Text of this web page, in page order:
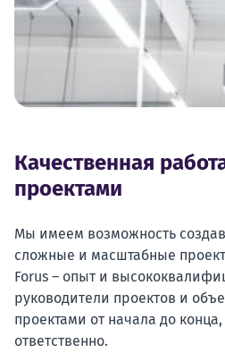
Качественная
проектами
Мы имеем возможность
сложные и масштабные
Forus – опыт и
руководители проектов и
проектами от начала до
ответственно.